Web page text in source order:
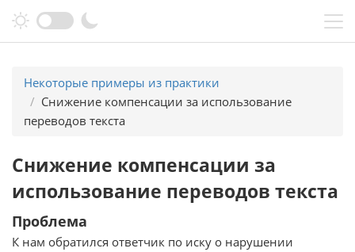
Перейти к основному содержанию
Некоторые примеры из практики
Снижение компенсации за использование
переводов текста
Снижение компенсации за
использование переводов текста
Проблема
К нам обратился ответчик по иску о нарушении